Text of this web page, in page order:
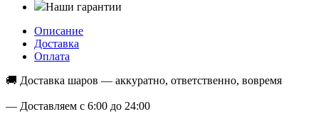
Наши гарантии
Описание
Доставка
Оплата
🚚 Доставка шаров — аккуратно, ответственно, вовремя
— Доставляем с 6:00 до 24:00